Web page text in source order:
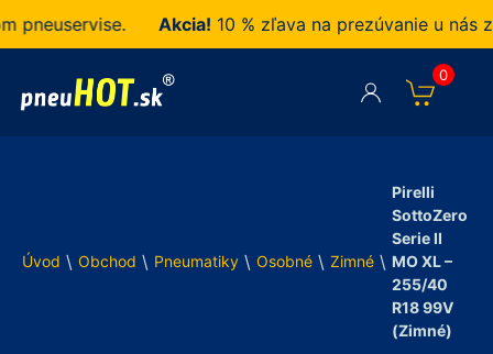
Akcia!10 % zľava na prezúvanie u nás
0
Úvod \ Obchod \ Pneumatiky \ Osobné \ Zimné \
Pirelli
SottoZero
Serie II
MO XL –
255/40
R18 99V
(Zimné)